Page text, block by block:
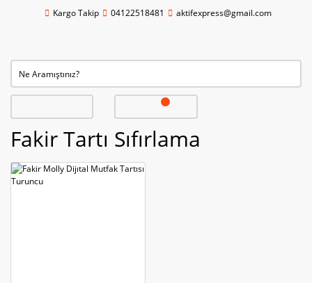
Kargo Takip 04122518481 aktifexpress@gmail.com
Fakir Tartı Sıfırlama